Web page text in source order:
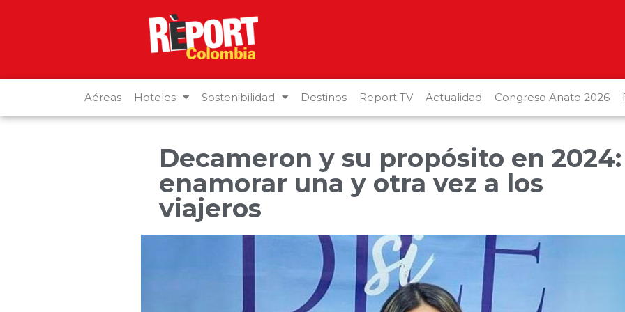
Aéreas Hoteles Sostenibilidad Destinos Report TV Actualidad Congreso Anato 2026
Decameron y su propósito en 2024:
enamorar una y otra vez a los
viajeros